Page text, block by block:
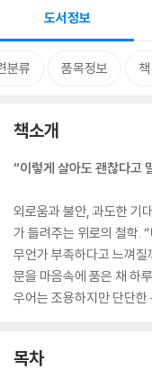
도서정보
분류 품목정보
책소개
“이렇게 살아도 괜찮다고
외로움과 불안, 과도한 기
가 들려주는 위로의 철학.
무언가 부족하다고 느껴
문을 마음속에 품은 채 하
우어는 조용하지만 단단한
목차